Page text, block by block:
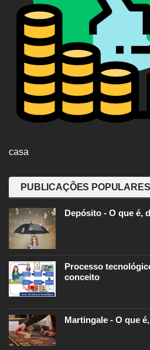
casa
PUBLICAÇÕES POPULARES
Depósito - O que é,
Processo
conceito
Martingale - O que